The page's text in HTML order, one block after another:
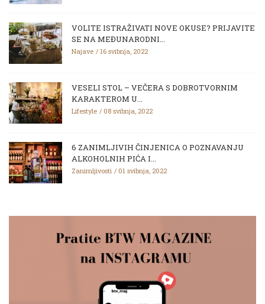
VOLITE ISTRAŽIVATI NOVE OKUSE? PRIJAVITE
SE NA MEĐUNARODNI...
Najave 16 svibnja, 2022
VESELI STOL – VEČERA S DOBROTVORNIM
KARAKTEROM U...
Lifestyle 08 svibnja, 2022
6 ZANIMLJIVIH ČINJENICA O POZNAVANJU
ALKOHOLNIH PIĆA I...
Zanimljivosti 01 svibnja, 2022